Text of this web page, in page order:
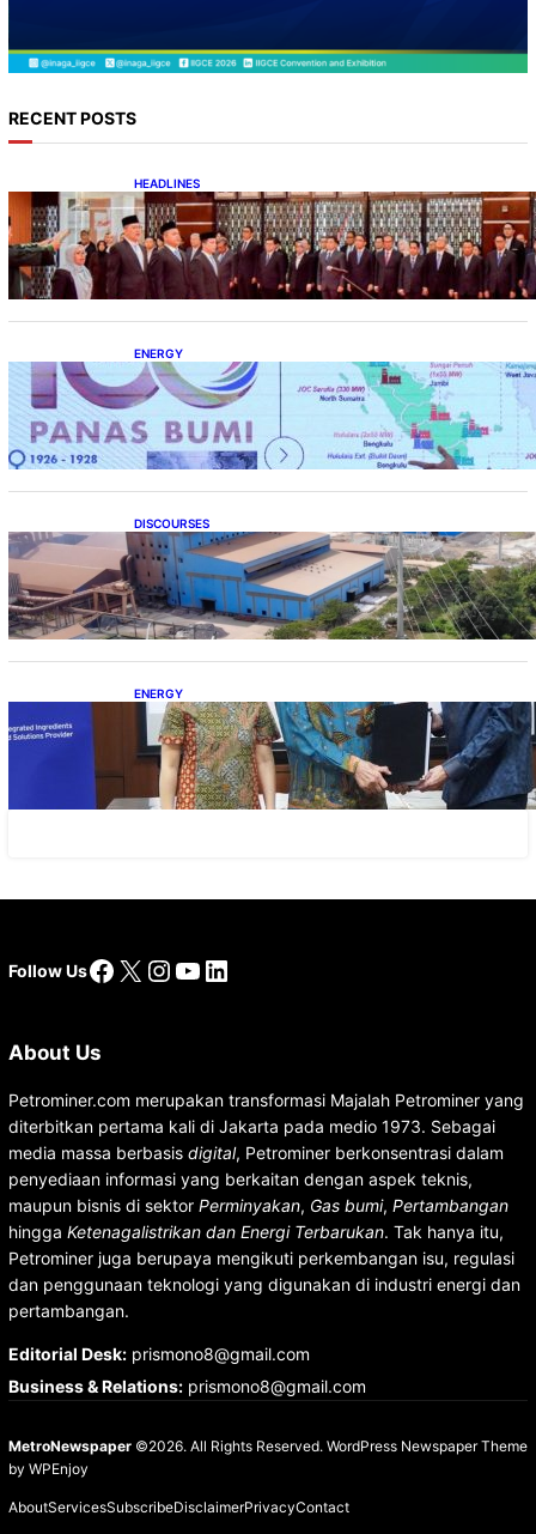
RECENT POSTS
HEADLINES
Lana Saria Dilantik Sebagai Kepala Badan
Geologi
ENERGY
Momentum 100 Tahun Panas Bumi untuk
Akselerasi Pertumbuhan
DISCOURSES
Manfaat Hilirisasi Belum Merata, Pemerintah
Perlu Kaji Ulang Skema DBH
ENERGY
Dukung Operasional, Lautan Luas Perkuat
Implementasi Solusi Energi Terbarukan
Follow UsFacebook
X Instagram
YouTube
LinkedIn
About Us
Petrominer.com merupakan transformasi Majalah Petrominer yang
diterbitkan pertama kali di Jakarta pada medio 1973. Sebagai
media massa berbasis digital, Petrominer berkonsentrasi dalam
penyediaan informasi yang berkaitan dengan aspek teknis,
maupun bisnis di sektor Perminyakan, Gas bumi, Pertambangan
hingga Ketenagalistrikan dan Energi Terbarukan. Tak hanya itu,
Petrominer juga berupaya mengikuti perkembangan isu, regulasi
dan penggunaan teknologi yang digunakan di industri energi dan
pertambangan.
Editorial Desk:prismono8@gmail.com
Business & Relations:prismono8@gmail.com
MetroNewspaper©2026. All Rights Reserved. WordPress Newspaper Theme
by WPEnjoy
AboutServicesSubscribeDisclaimerPrivacyContact